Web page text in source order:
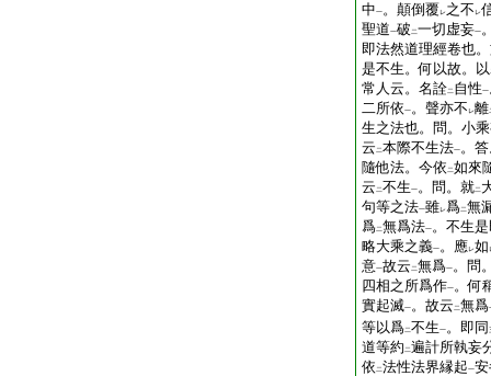
中一。顛倒覆レ之不 レ
聖道一破 二一切虚妄一
即法然道理經卷也
是不生。何以故。以
常人云。名詮二 自性一
二所依一。聲亦不 レ離
生之法也。問。小
云 二本際不生法一。
隨他法。今依 二如來
云 二不生一。問。就二
句等之法一雖レ爲二無
爲二無爲法一。不生
略大乘之義一。應レ如
意一故云 二無爲一。問
四相之所爲作一。何
實起滅一。故云 二無爲
等以爲二不生一。即同
道等約 二遍計所執妄
依 二法性法界縁起一安